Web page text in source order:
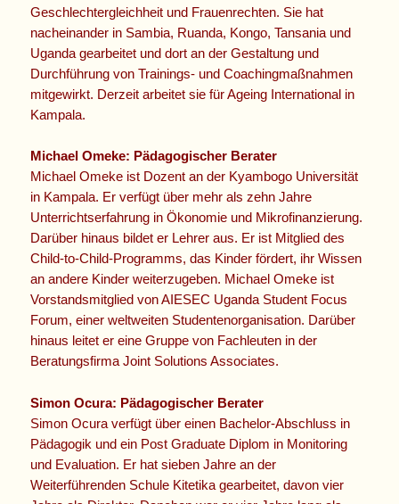
Geschlechtergleichheit und Frauenrechten. Sie hat
nacheinander in Sambia, Ruanda, Kongo, Tansania und
Uganda gearbeitet und dort an der Gestaltung und
Durchführung von Trainings- und Coachingmaßnahmen
mitgewirkt. Derzeit arbeitet sie für Ageing International in
Kampala.
Michael Omeke: Pädagogischer Berater
Michael Omeke ist Dozent an der Kyambogo Universität
in Kampala. Er verfügt über mehr als zehn Jahre
Unterrichtserfahrung in Ökonomie und Mikrofinanzierung.
Darüber hinaus bildet er Lehrer aus. Er ist Mitglied des
Child-to-Child-Programms, das Kinder fördert, ihr Wissen
an andere Kinder weiterzugeben. Michael Omeke ist
Vorstandsmitglied von AIESEC Uganda Student Focus
Forum, einer weltweiten Studentenorganisation. Darüber
hinaus leitet er eine Gruppe von Fachleuten in der
Beratungsfirma Joint Solutions Associates.
Simon Ocura: Pädagogischer Berater
Simon Ocura verfügt über einen Bachelor-Abschluss in
Pädagogik und ein Post Graduate Diplom in Monitoring
und Evaluation. Er hat sieben Jahre an der
Weiterführenden Schule Kitetika gearbeitet, davon vier